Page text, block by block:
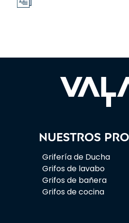
Nuestros
Grifería de Ducha
Grifos de lavabo
Grifos de bañera
Grifos de cocina